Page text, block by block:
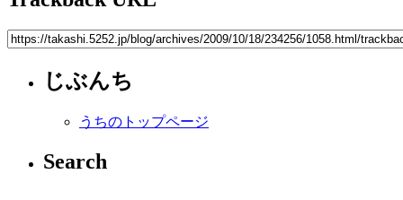
じぶんち
うちのトップページ
Search